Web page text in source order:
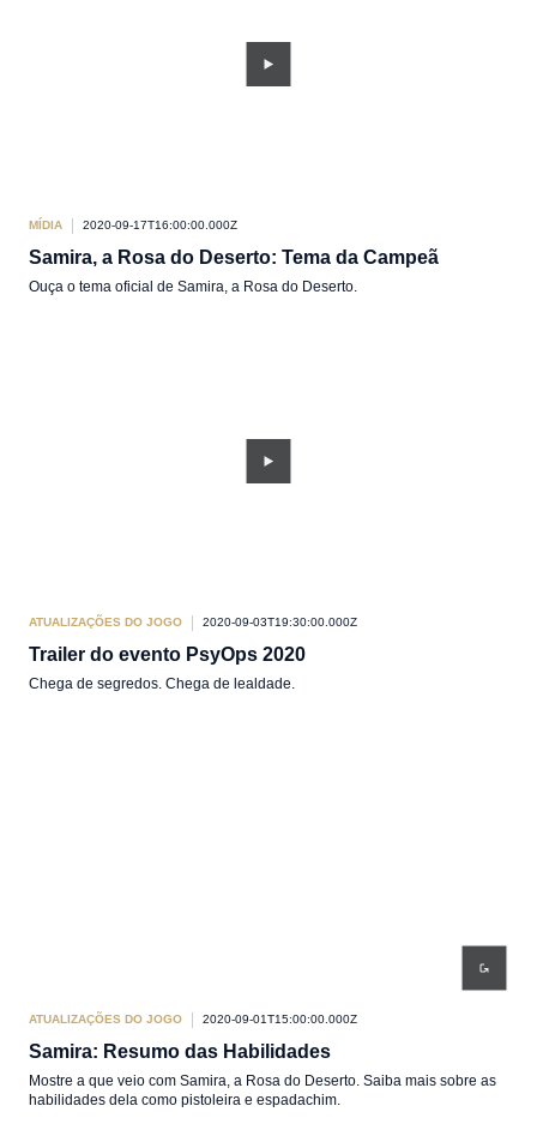
MÍDIA 2020-09-17T16:00:00.000Z
Samira, a Rosa do Deserto: Tema da Campeã
Ouça o tema oficial de Samira, a Rosa do Deserto.
ATUALIZAÇÕES DO JOGO 2020-09-03T19:30:00.000Z
Trailer do evento PsyOps 2020
Chega de segredos. Chega de lealdade.
ATUALIZAÇÕES DO JOGO 2020-09-01T15:00:00.000Z
Samira: Resumo das Habilidades
Mostre a que veio com Samira, a Rosa do Deserto. Saiba mais sobre as
habilidades dela como pistoleira e espadachim.